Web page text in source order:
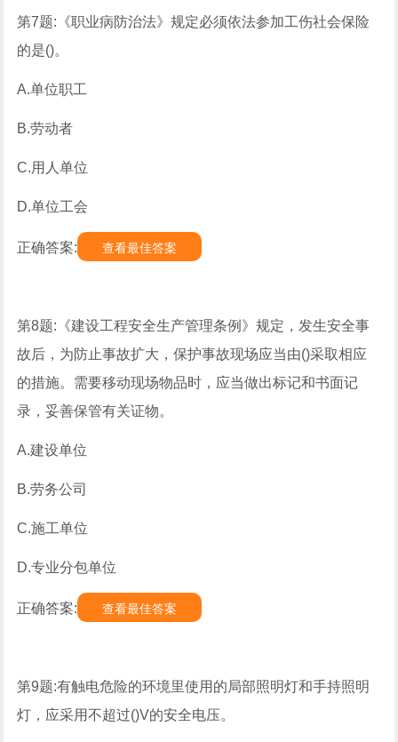
第7题:《职业病防治法》规定必须依法参加工伤社会保险
的是()。
A.单位职工
B.劳动者
C.用人单位
D.单位工会
正确答案: 查看最佳答案
第8题:《建设工程安全生产管理条例》规定，发生安全事
故后，为防止事故扩大，保护事故现场应当由()采取相应
的措施。需要移动现场物品时，应当做出标记和书面记
录，妥善保管有关证物。
A.建设单位
B.劳务公司
C.施工单位
D.专业分包单位
正确答案: 查看最佳答案
第9题:有触电危险的环境里使用的局部照明灯和手持照明
灯，应采用不超过()V的安全电压。